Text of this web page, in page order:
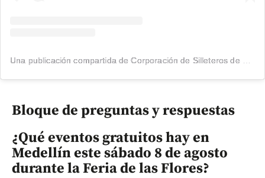
Bloque de preguntas y respuestas
¿Qué eventos gratuitos hay en
Medellín este sábado 8 de agosto
durante la Feria de las Flores?